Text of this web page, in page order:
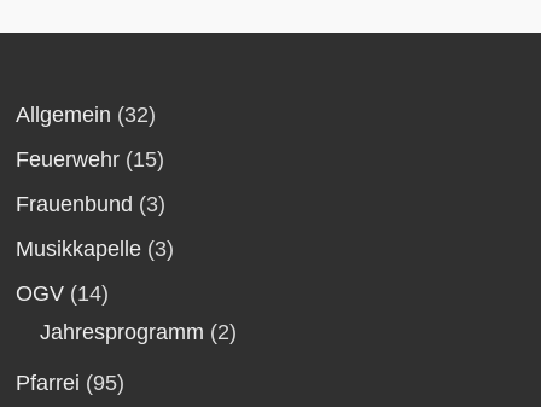
Allgemein (32)
Feuerwehr (15)
Frauenbund (3)
Musikkapelle (3)
OGV (14)
Jahresprogramm (2)
Pfarrei (95)